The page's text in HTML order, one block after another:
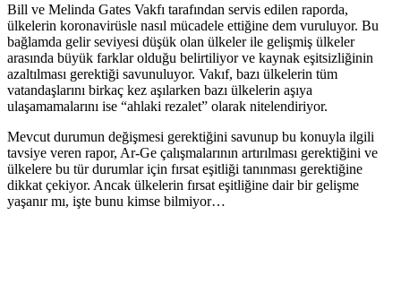
Bill ve Melinda Gates Vakfı tarafından servis edilen raporda,
ülkelerin koronavirüsle nasıl mücadele ettiğine dem vuruluyor. Bu
bağlamda gelir seviyesi düşük olan ülkeler ile gelişmiş ülkeler
arasında büyük farklar olduğu belirtiliyor ve kaynak eşitsizliğinin
azaltılması gerektiği savunuluyor. Vakıf, bazı ülkelerin tüm
vatandaşlarını birkaç kez aşılarken bazı ülkelerin aşıya
ulaşamamalarını ise “ahlaki rezalet” olarak nitelendiriyor.
Mevcut durumun değişmesi gerektiğini savunup bu konuyla ilgili
tavsiye veren rapor, Ar-Ge çalışmalarının artırılması gerektiğini ve
ülkelere bu tür durumlar için fırsat eşitliği tanınması gerektiğine
dikkat çekiyor. Ancak ülkelerin fırsat eşitliğine dair bir gelişme
yaşanır mı, işte bunu kimse bilmiyor…